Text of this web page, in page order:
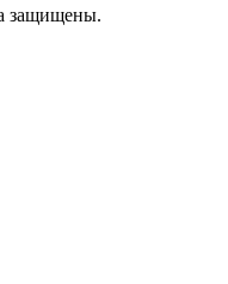
защищены.